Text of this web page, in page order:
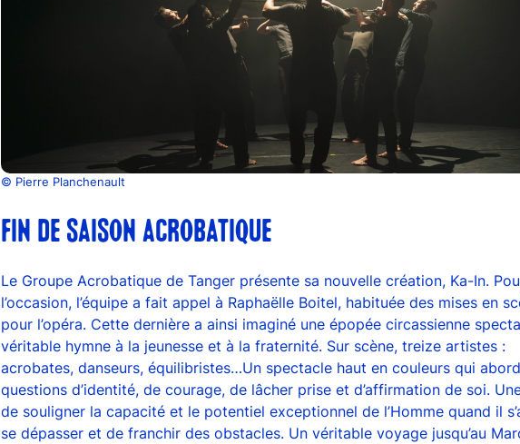
© Pierre Planchenault
FIN DE SAISON ACROBATIQUE
Le Groupe Acrobatique de Tanger présente sa nouvelle création, Ka-In.
l’occasion, l’équipe a fait appel à Raphaëlle Boitel, habituée des mises en
pour l’opéra. Cette dernière a ainsi imaginé une épopée circassienne
véritable hymne à la jeunesse et à la fraternité. Sur scène, treize artistes :
acrobates, danseurs, équilibristes…Un spectacle haut en couleurs qui
questions d’identité, de courage, de lâcher prise et d’affirmation de soi.
de souligner la capacité et le potentiel exceptionnel de l’Homme quand il
se dépasser et de franchir des obstacles. Un véritable voyage jusqu’au